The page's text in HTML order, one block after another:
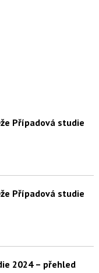
Případová studie
Případová studie
2024 – přehled